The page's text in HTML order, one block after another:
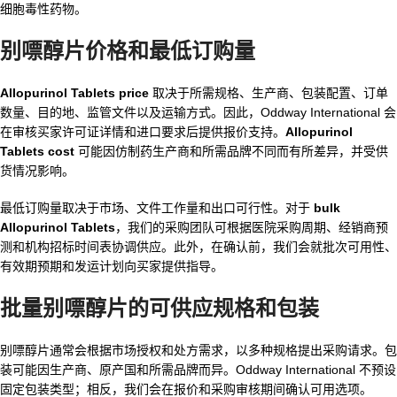
细胞毒性药物。
别嘌醇片价格和最低订购量
Allopurinol Tablets price 取决于所需规格、生产商、包装配置、订单
数量、目的地、监管文件以及运输方式。因此，Oddway International 会
在审核买家许可证详情和进口要求后提供报价支持。 Allopurinol
Tablets cost 可能因仿制药生产商和所需品牌不同而有所差异，并受供
货情况影响。
最低订购量取决于市场、文件工作量和出口可行性。对于 bulk
Allopurinol Tablets，我们的采购团队可根据医院采购周期、经销商预
测和机构招标时间表协调供应。此外，在确认前，我们会就批次可用性、
有效期预期和发运计划向买家提供指导。
批量别嘌醇片的可供应规格和包装
别嘌醇片通常会根据市场授权和处方需求，以多种规格提出采购请求。包
装可能因生产商、原产国和所需品牌而异。Oddway International 不预设
固定包装类型；相反，我们会在报价和采购审核期间确认可用选项。